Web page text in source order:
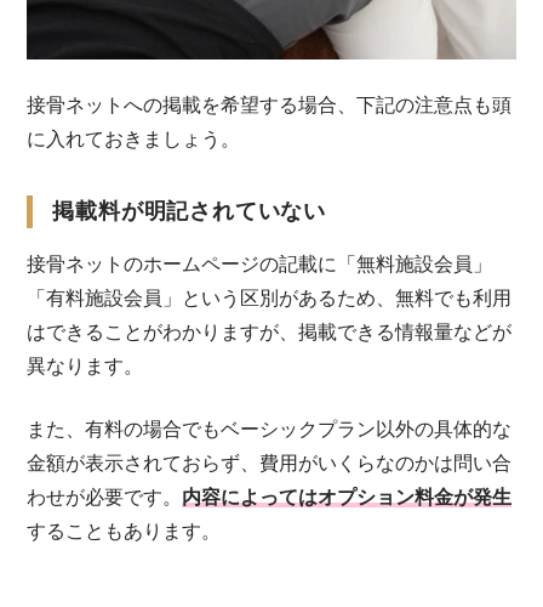
接骨ネットへの掲載を希望する場合、下記の注意点も頭
に入れておきましょう。
掲載料が明記されていない
接骨ネットのホームページの記載に「無料施設会員」
「有料施設会員」という区別があるため、無料でも利用
はできることがわかりますが、掲載できる情報量などが
異なります。
また、有料の場合でもベーシックプラン以外の具体的な
金額が表示されておらず、費用がいくらなのかは問い合
わせが必要です。 内容によってはオプション料金が発生
することもあります。